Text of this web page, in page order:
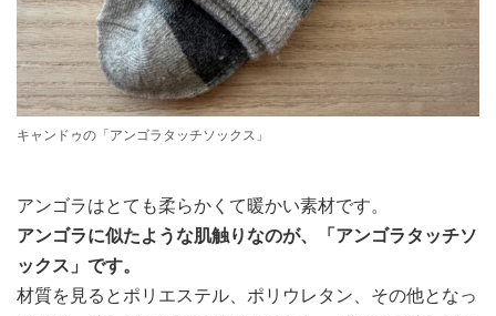
キャンドゥの「アンゴラタッチソックス」
アンゴラはとても柔らかくて暖かい素材です。
アンゴラに似たような肌触りなのが、「アンゴラタッチソ
ックス」です。
材質を見るとポリエステル、ポリウレタン、その他となっ